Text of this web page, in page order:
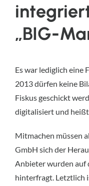
„BIG-
Es war lediglich eine
2013 dürfen keine
Fiskus geschickt
digitalisiert und
Mitmachen müssen
GmbH sich der
Anbieter wurden auf
hinterfragt. Letztlich